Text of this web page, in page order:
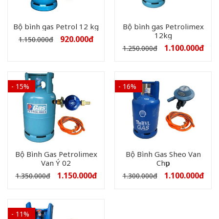
Bộ bình gas Petrol 12 kg
1.150.000đ 920.000đ
Bộ bình gas Petrolimex
12kg
1.250.000đ 1.100.000đ
- 15%
Bộ Bình Gas Petrolimex
Van Ý 02
1.350.000đ 1.150.000đ
- 16%
Bộ Bình Gas Sheo Van
Chụp
1.300.000đ 1.100.000đ
- 11%